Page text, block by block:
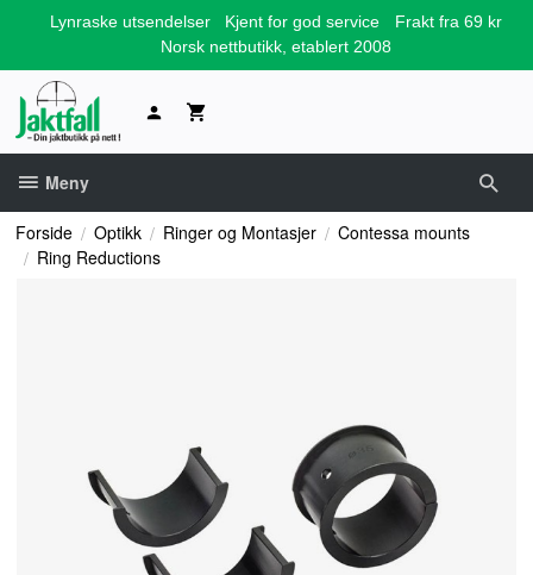
Lynraske utsendelser Kjent for god service
Frakt fra 69 kr
Norsk nettbutikk, etablert 2008
Meny
Forside Optikk Ringer og Montasjer
Contessa mounts
Ring Reductions